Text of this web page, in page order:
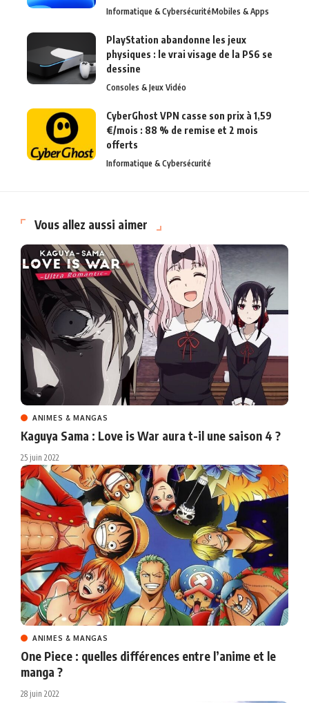
Informatique & CybersécuritéMobiles & Apps
PlayStation abandonne les jeux
physiques : le vrai visage de la PS6 se
dessine
Consoles & Jeux Vidéo
CyberGhost VPN casse son prix à 1,59
€/mois : 88 % de remise et 2 mois
offerts
Informatique & Cybersécurité
Vous allez aussi aimer
ANIMES & MANGAS
Kaguya Sama : Love is War aura t-il une saison 4 ?
25 juin 2022
ANIMES & MANGAS
One Piece : quelles différences entre l’anime et le
manga ?
28 juin 2022